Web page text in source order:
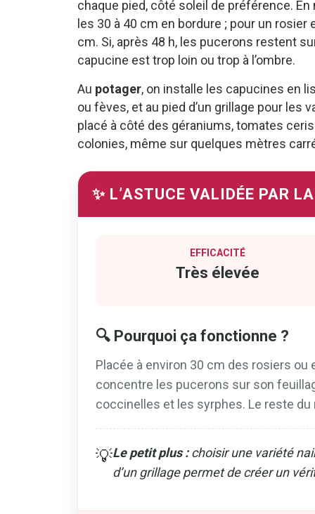
chaque pied, côté soleil de préférence.
les 30 à 40 cm en bordure ; pour un
cm. Si, après 48 h, les pucerons restent
capucine est trop loin ou trop à l’ombre.
Au potager, on installe les capucines en
ou fèves, et au pied d’un grillage pour les
placé à côté des géraniums, tomates
colonies, même sur quelques mètres
✨ L’ASTUCE VALIDÉE PAR
EFFICACITÉ
Très élevée
🔍 Pourquoi ça fonctionne ?
Placée à environ 30 cm des rosiers ou
concentre les pucerons sur son
coccinelles et les syrphes. Le reste
💡Le petit plus :choisir une variété
d’un grillage permet de créer un